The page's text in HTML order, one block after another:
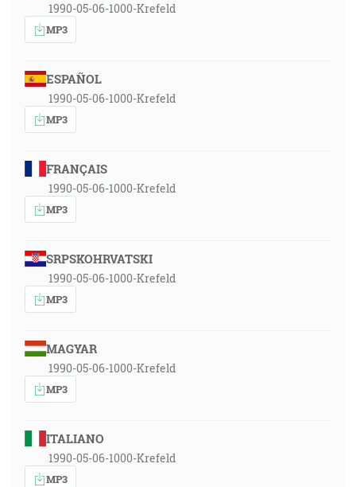
1990-05-06-1000-Krefeld
MP3
ESPAÑOL
1990-05-06-1000-Krefeld
MP3
FRANÇAIS
1990-05-06-1000-Krefeld
MP3
SRPSKOHRVATSKI
1990-05-06-1000-Krefeld
MP3
MAGYAR
1990-05-06-1000-Krefeld
MP3
ITALIANO
1990-05-06-1000-Krefeld
MP3